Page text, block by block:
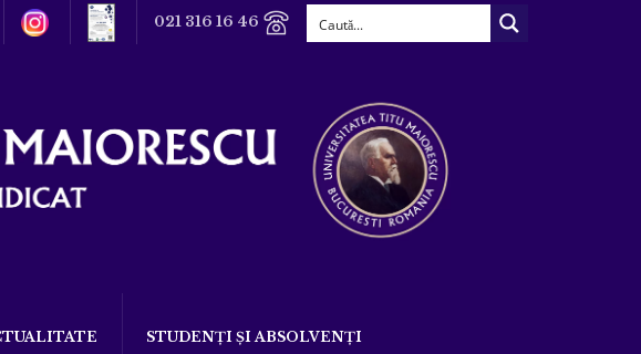
021 316 16 46
STUDENȚI ȘI ABSOLVENȚI